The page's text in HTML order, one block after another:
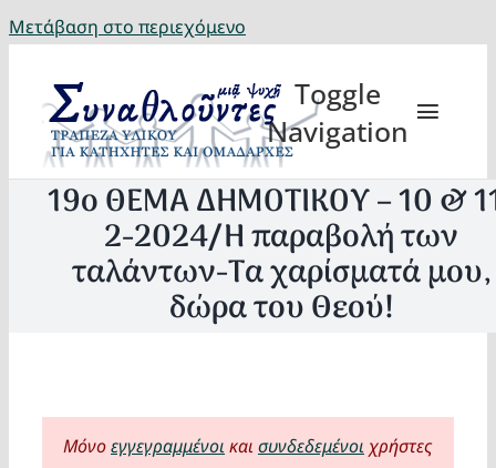
Μετάβαση στο περιεχόμενο
Toggle
Navigation
Θέματα
19ο ΘΕΜΑ ΔΗΜΟΤΙΚΟΥ – 10 &
2-2024/Η παραβολή των
ταλάντων-Τα χαρίσματά μου,
δώρα του Θεού!
Μόνοεγγεγραμμένοικαισυνδεδεμένοι χρήστες